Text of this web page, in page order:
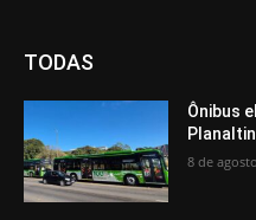
TODAS
Ônibus
8 de